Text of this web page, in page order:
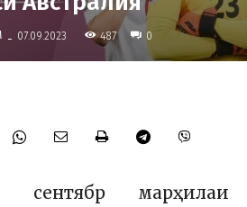
- 07.09.2023 487 0
сентябр марҳилаи